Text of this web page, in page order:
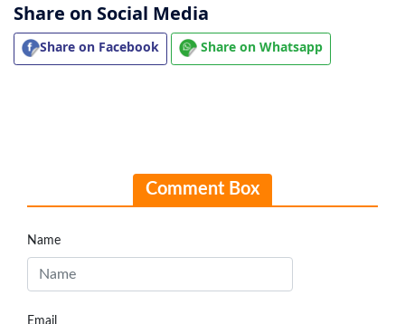
Share on Social Media
Share on Facebook Share on Whatsapp
Comment Box
Name
Email